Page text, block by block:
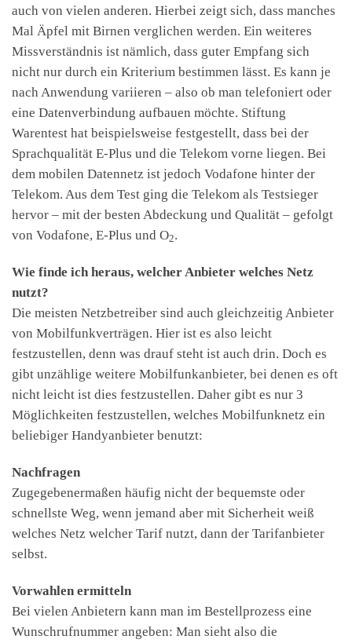
auch von vielen anderen. Hierbei zeigt sich, dass manches
Mal Äpfel mit Birnen verglichen werden. Ein weiteres
Missverständnis ist nämlich, dass guter Empfang sich
nicht nur durch ein Kriterium bestimmen lässt. Es kann je
nach Anwendung variieren – also ob man telefoniert oder
eine Datenverbindung aufbauen möchte. Stiftung
Warentest hat beispielsweise festgestellt, dass bei der
Sprachqualität E-Plus und die Telekom vorne liegen. Bei
dem mobilen Datennetz ist jedoch Vodafone hinter der
Telekom. Aus dem Test ging die Telekom als Testsieger
hervor – mit der besten Abdeckung und Qualität – gefolgt
von Vodafone, E-Plus und O2.
Wie finde ich heraus, welcher Anbieter welches Netz
nutzt?
Die meisten Netzbetreiber sind auch gleichzeitig Anbieter
von Mobilfunkverträgen. Hier ist es also leicht
festzustellen, denn was drauf steht ist auch drin. Doch es
gibt unzählige weitere Mobilfunkanbieter, bei denen es oft
nicht leicht ist dies festzustellen. Daher gibt es nur 3
Möglichkeiten festzustellen, welches Mobilfunknetz ein
beliebiger Handyanbieter benutzt:
Nachfragen
Zugegebenermaßen häufig nicht der bequemste oder
schnellste Weg, wenn jemand aber mit Sicherheit weiß
welches Netz welcher Tarif nutzt, dann der Tarifanbieter
selbst.
Vorwahlen ermitteln
Bei vielen Anbietern kann man im Bestellprozess eine
Wunschrufnummer angeben: Man sieht also die